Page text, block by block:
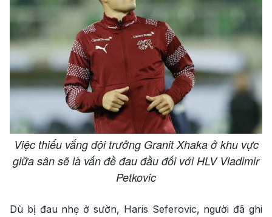
Việc thiếu vắng đội trưởng Granit Xhaka ở khu vực
giữa sân sẽ là vấn đề đau đầu đối với HLV Vladimir
Petkovic
Dù bị đau nhẹ ở sườn, Haris Seferovic, người đã ghi